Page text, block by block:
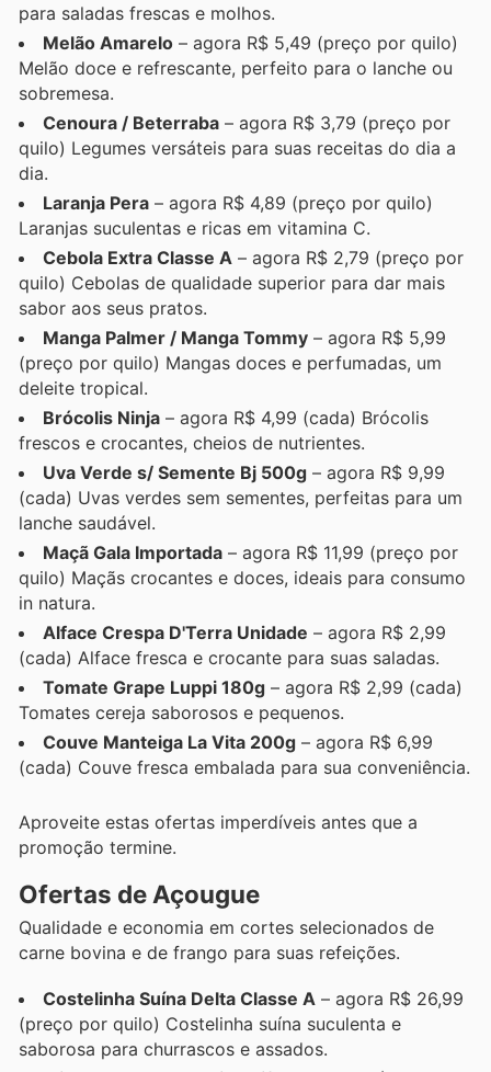
para saladas frescas e molhos.
Melão Amarelo – agora R$ 5,49 (preço por quilo)
Melão doce e refrescante, perfeito para o lanche ou
sobremesa.
Cenoura / Beterraba – agora R$ 3,79 (preço por
quilo) Legumes versáteis para suas receitas do dia a
dia.
Laranja Pera – agora R$ 4,89 (preço por quilo)
Laranjas suculentas e ricas em vitamina C.
Cebola Extra Classe A – agora R$ 2,79 (preço por
quilo) Cebolas de qualidade superior para dar mais
sabor aos seus pratos.
Manga Palmer / Manga Tommy – agora R$ 5,99
(preço por quilo) Mangas doces e perfumadas, um
deleite tropical.
Brócolis Ninja – agora R$ 4,99 (cada) Brócolis
frescos e crocantes, cheios de nutrientes.
Uva Verde s/ Semente Bj 500g – agora R$ 9,99
(cada) Uvas verdes sem sementes, perfeitas para um
lanche saudável.
Maçã Gala Importada – agora R$ 11,99 (preço por
quilo) Maçãs crocantes e doces, ideais para consumo
in natura.
Alface Crespa D'Terra Unidade – agora R$ 2,99
(cada) Alface fresca e crocante para suas saladas.
Tomate Grape Luppi 180g – agora R$ 2,99 (cada)
Tomates cereja saborosos e pequenos.
Couve Manteiga La Vita 200g – agora R$ 6,99
(cada) Couve fresca embalada para sua conveniência.
Aproveite estas ofertas imperdíveis antes que a
promoção termine.
Ofertas de Açougue
Qualidade e economia em cortes selecionados de
carne bovina e de frango para suas refeições.
Costelinha Suína Delta Classe A – agora R$ 26,99
(preço por quilo) Costelinha suína suculenta e
saborosa para churrascos e assados.